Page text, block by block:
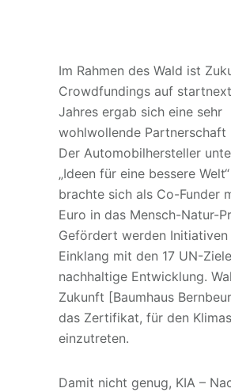
Im Rahmen des Wald ist
Crowdfundings auf
Jahres ergab sich eine sehr
wohlwollende Partnerschaft
Der Automobilhersteller
„Ideen für eine bessere
brachte sich als Co-Funder
Euro in das Mensch-Natur-
Gefördert werden Initiativen
Einklang mit den 17 UN-
nachhaltige Entwicklung.
Zukunft [Baumhaus
das Zertifikat, für den
einzutreten.
Damit nicht genug, KIA –